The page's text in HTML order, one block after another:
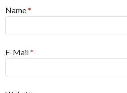
Name*
E-Mail*